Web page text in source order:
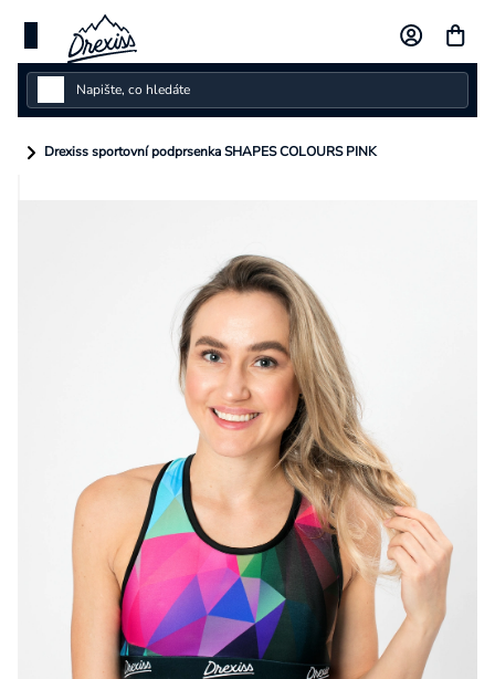
obsah
Dámské
Přihlášení
Drexiss sportovní podprsenka SHAPES COLOURS PINK